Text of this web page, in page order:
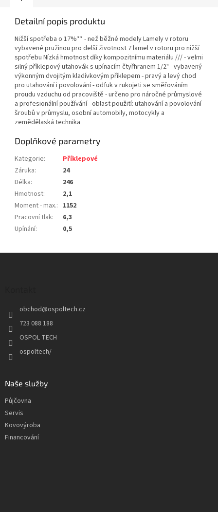
Detailní popis produktu
Nižší spotřeba o 17%** - než běžné modely Lamely v rotoru
vybavené pružinou pro delší životnost 7 lamel v rotoru pro nižší
spotřebu Nízká hmotnost díky kompozitnímu materiálu /// - velmi
silný příklepový utahovák s upínacím čtyřhranem 1/2" - vybavený
výkonným dvojitým kladívkovým příklepem - pravý a levý chod
pro utahování i povolování - odfuk v rukojeti se směřováním
proudu vzduchu od pracoviště - určeno pro náročné průmyslové
a profesionální používání - oblast použití: utahování a povolování
šroubů v průmyslu, osobní automobily, motocykly a
zemědělaská technika
Doplňkové parametry
Kategorie:
Příklepové
Záruka:
24
Délka:
246
Hmotnost:
2,1
Moment - max.: 1152
Pracovní tlak:
6,3
Upínání: 0,5
obchod@ospoltech.cz
723 088 188
OSPOL TECH
ospoltech/
Naše služby
Půjčovna
Servis
Kovovýroba
Financování